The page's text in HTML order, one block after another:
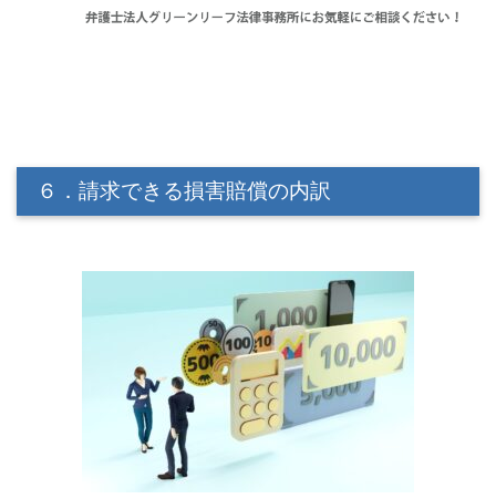
６．請求できる損害賠償の内訳